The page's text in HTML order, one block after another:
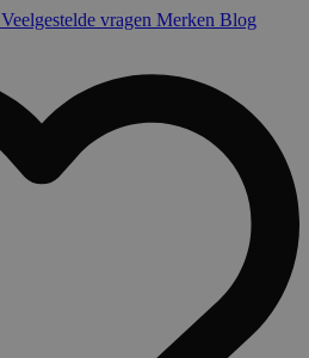
Veelgestelde vragen Merken Blog